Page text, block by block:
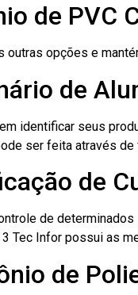
de PVC
opções e
de
identificar seus
ser feita através
de
de
Tec Infor possui as
de